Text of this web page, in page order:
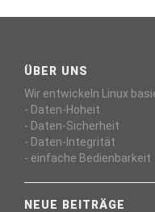
ÜBER UNS
Wir entwickeln Linux
- Daten-Hoheit
- Daten-Sicherheit
- Daten-Integrität
- einfache Bedienbarkeit
NEUE BEITRÄGE